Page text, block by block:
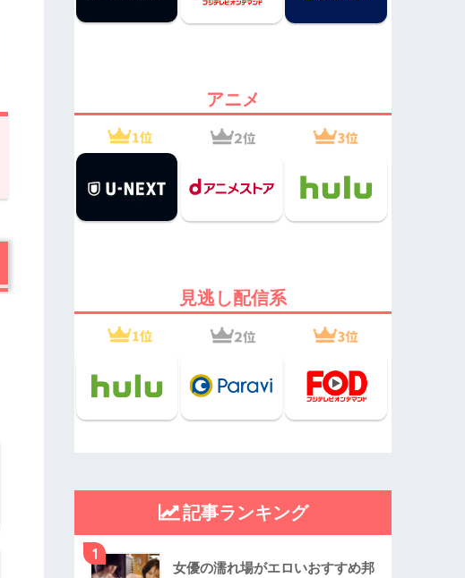
アニメ
見逃し配信系
記事ランキング
1
女優の濡れ場がエロいおすすめ邦